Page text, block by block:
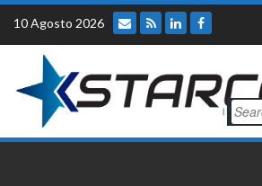
Skip
content
10 Agosto 2026